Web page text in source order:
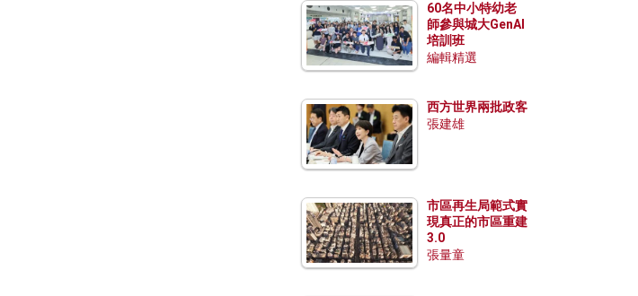
60名中小特幼老
師參與城大GenAI
培訓班
編輯精選
西方世界兩批政客
張建雄
市區再生局範式實
現真正的市區重建
3.0
張量童